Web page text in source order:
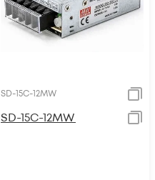
SD-15C-12MW
SD-15C-12MW